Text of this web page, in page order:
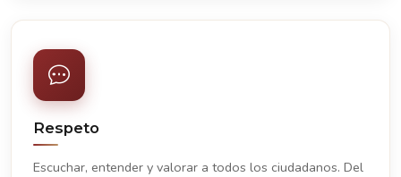
Respeto
Escuchar, entender y valorar a todos los ciudadanos. Del